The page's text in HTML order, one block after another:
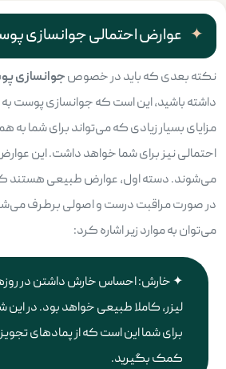
عوارض احتمالی جوانسازی
نکته بعدی که باید در خصوصجوانسازی
داشته باشید، این است که جوانسازی پوست
مزایای بسیار زیادی که می‌تواند برای شما به
احتمالی نیز برای شما خواهد داشت. این
می‌شوند. دسته اول، عوارض طبیعی هستند که
در صورت مراقبت درست و اصولی برطرف
می‌توان به موارد زیر اشاره کرد:
خارش: احساس خارش داشتن در
لیزر، کاملا طبیعی خواهد بود. در این
برای شما این است که از پمادهای
کمک بگیرید.